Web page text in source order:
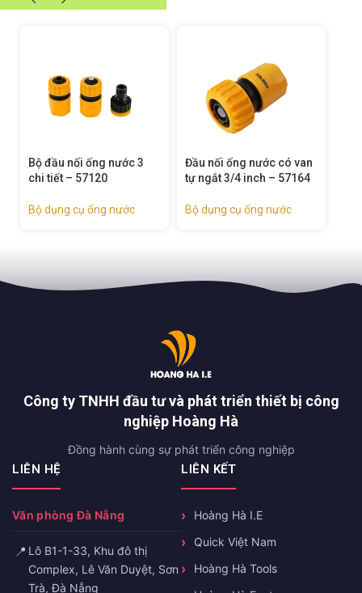
Đầu nối ống nước có van
tự ngắt 3/4 inch – 57164
Bộ dụng cụ ống nước
Đầu nối sửa chữa ống
nước 3/4 inch – 57165
Bộ dụng cụ ống nước
Công ty TNHH đầu tư và phát triển thiết bị công
nghiệp Hoàng Hà
Đồng hành cùng sự phát triển công nghiệp
LIÊN HỆ
Văn phòng Đà Nẵng
📍 Lô B1-1-33, Khu đô thị
Complex, Lê Văn Duyệt, Sơn
Trà, Đà Nẵng
LIÊN KẾT
Hoàng Hà I.E
Quick Việt Nam
Hoàng Hà Tools